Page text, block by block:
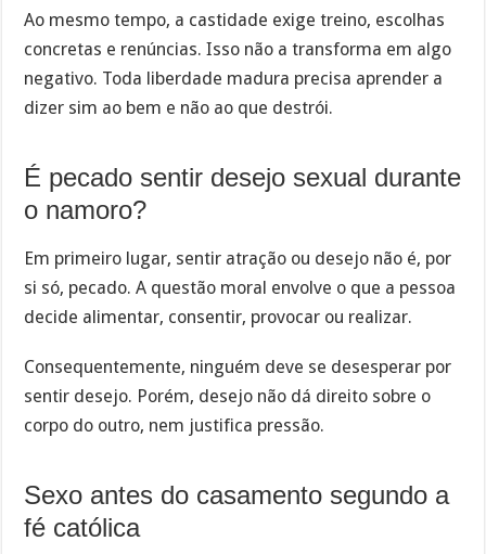
Ao mesmo tempo, a castidade exige treino, escolhas
concretas e renúncias. Isso não a transforma em algo
negativo. Toda liberdade madura precisa aprender a
dizer sim ao bem e não ao que destrói.
É pecado sentir desejo sexual durante
o namoro?
Em primeiro lugar, sentir atração ou desejo não é, por
si só, pecado. A questão moral envolve o que a pessoa
decide alimentar, consentir, provocar ou realizar.
Consequentemente, ninguém deve se desesperar por
sentir desejo. Porém, desejo não dá direito sobre o
corpo do outro, nem justifica pressão.
Sexo antes do casamento segundo a
fé católica